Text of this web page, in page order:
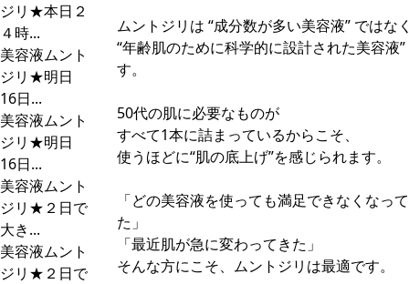
ジリ★本日２
４時...
美容液ムント
ジリ★明日
16日...
美容液ムント
ジリ★明日
16日...
美容液ムント
ジリ★２日で
大き...
美容液ムント
ジリ★２日で
ムントジリは “成分数が多い美容液” ではな
“年齢肌のために科学的に設計された美容液”
す。
50代の肌に必要なものが
すべて1本に詰まっているからこそ、
使うほどに“肌の底上げ”を感じられます。
「どの美容液を使っても満足できなくなっ
た」
「最近肌が急に変わってきた」
そんな方にこそ、ムントジリは最適です。